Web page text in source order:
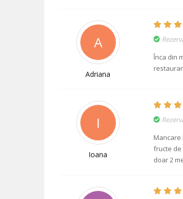
A
Adriana
Înca din
I
Ioana
Mancare
fructe de
doar 2